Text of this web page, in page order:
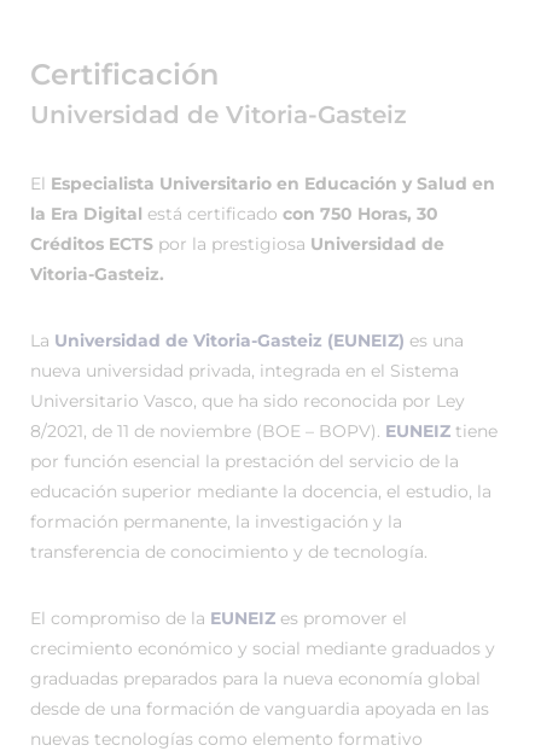
Certificación
Universidad de Vitoria-Gasteiz
El Especialista Universitario en Educación y Salud en
la Era Digital está certificado con 750 Horas, 30
Créditos ECTS por la prestigiosa Universidad de
Vitoria-Gasteiz.
La Universidad de Vitoria-Gasteiz (EUNEIZ) es una
nueva universidad privada, integrada en el Sistema
Universitario Vasco, que ha sido reconocida por Ley
8/2021, de 11 de noviembre (BOE – BOPV). EUNEIZ tiene
por función esencial la prestación del servicio de la
educación superior mediante la docencia, el estudio, la
formación permanente, la investigación y la
transferencia de conocimiento y de tecnología.
El compromiso de la EUNEIZ es promover el
crecimiento económico y social mediante graduados y
graduadas preparados para la nueva economía global
desde de una formación de vanguardia apoyada en las
nuevas tecnologías como elemento formativo